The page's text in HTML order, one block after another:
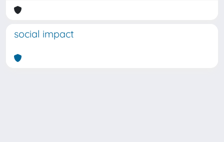
social impact